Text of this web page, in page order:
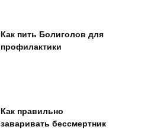
Как пить Болиголов для
профилактики
Как правильно
заваривать бессмертник